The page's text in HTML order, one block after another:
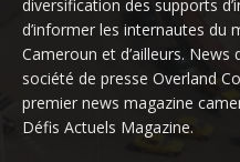
diversification des supports
d’informer les internautes du
Cameroun et d’ailleurs.
société de presse Overland
premier news magazine
Défis Actuels Magazine.